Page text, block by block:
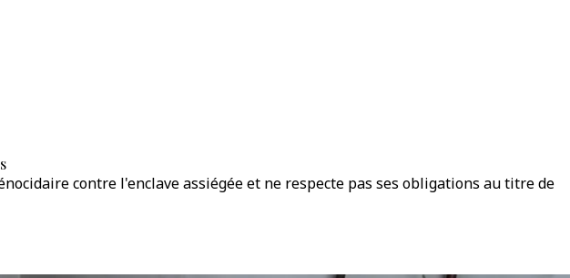
contre l'enclave assiégée et ne respecte pas ses obligations au titre de